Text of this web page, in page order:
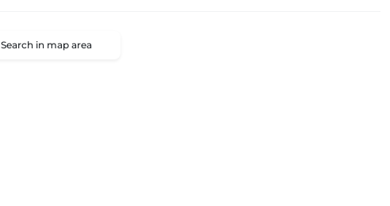
Search in map area